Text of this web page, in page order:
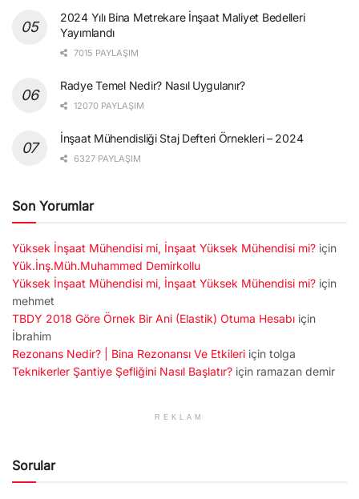
2024 Yılı Bina Metrekare İnşaat Maliyet Bedelleri
Yayımlandı
7015 PAYLAŞIM
Radye Temel Nedir? Nasıl Uygulanır?
12070 PAYLAŞIM
İnşaat Mühendisliği Staj Defteri Örnekleri – 2024
6327 PAYLAŞIM
Son Yorumlar
Yüksek İnşaat Mühendisi mi, İnşaat Yüksek Mühendisi mi? için
Yük.İnş.Müh.Muhammed Demirkollu
Yüksek İnşaat Mühendisi mi, İnşaat Yüksek Mühendisi mi? için
mehmet
TBDY 2018 Göre Örnek Bir Ani (Elastik) Otuma Hesabı için
İbrahim
Rezonans Nedir? | Bina Rezonansı Ve Etkileri için tolga
Teknikerler Şantiye Şefliğini Nasıl Başlatır? için ramazan demir
REKLAM
Sorular